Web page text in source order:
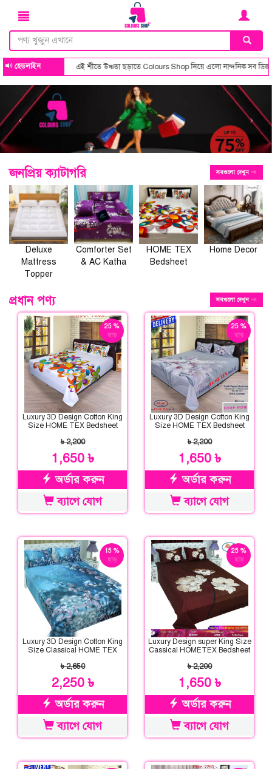
হেডলাইন
ছড়াতে Colours Shop নিয়ে এলো নান্দনিক সব ডিজাইন ও কালার কম্বিনেশন এর কমফোর্টার
জনপ্রিয় ক্যাটাগরি সবগুলো দেখুন
Deluxe
Mattress
Topper
Comforter Set
& AC Katha
HOME TEX
Bedsheet
Home Decor
প্রধান পণ্য সবগুলো দেখুন
25 %
ছাড়
Luxury 3D Design Cotton King
Size HOME TEX Bedsheet
৳ 2,200
1,650 ৳
অর্ডার করুন
ব্যাগে যোগ
25 %
ছাড়
Luxury 3D Design Cotton King
Size HOME TEX Bedsheet
৳ 2,200
1,650 ৳
অর্ডার করুন
ব্যাগে যোগ
15 %
ছাড়
Luxury 3D Design Cotton King
Size Classical HOME TEX
৳ 2,650
2,250 ৳
অর্ডার করুন
ব্যাগে যোগ
25 %
ছাড়
Luxury Design super King Size
Cassical HOMETEX Bedsheet
৳ 2,200
1,650 ৳
অর্ডার করুন
ব্যাগে যোগ